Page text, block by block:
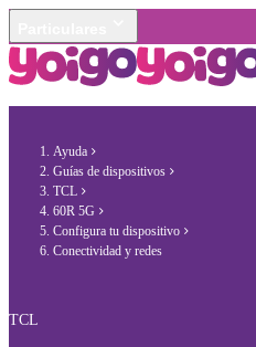
Ayuda
Guías de dispositivos
TCL
60R 5G
Configura tu dispositivo
Conectividad y redes
TCL